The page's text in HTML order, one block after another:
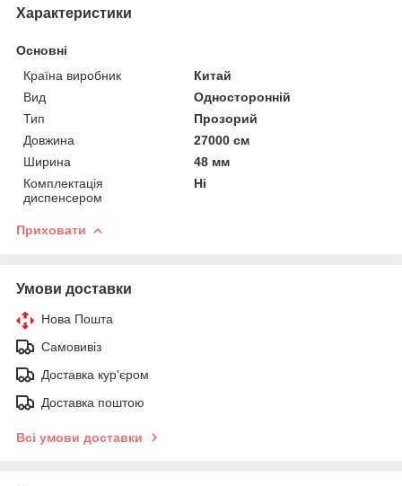
Характеристики
Основні
Країна виробник
Китай
Вид
Односторонній
Тип
Прозорий
Довжина
27000 см
Ширина
48 мм
Комплектація
диспенсером
Ні
Приховати
Умови доставки
Нова Пошта
Самовивіз
Доставка кур'єром
Доставка поштою
Всі умови доставки